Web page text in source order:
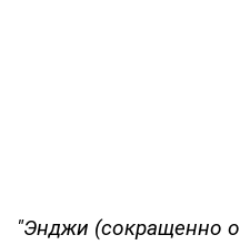
"Энджи (сокращенно